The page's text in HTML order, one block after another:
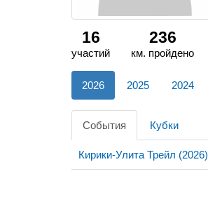
16
участий
236
км. пройдено
2026 2025 2024
События Кубки
Кирики-Улита Трейл (2026)